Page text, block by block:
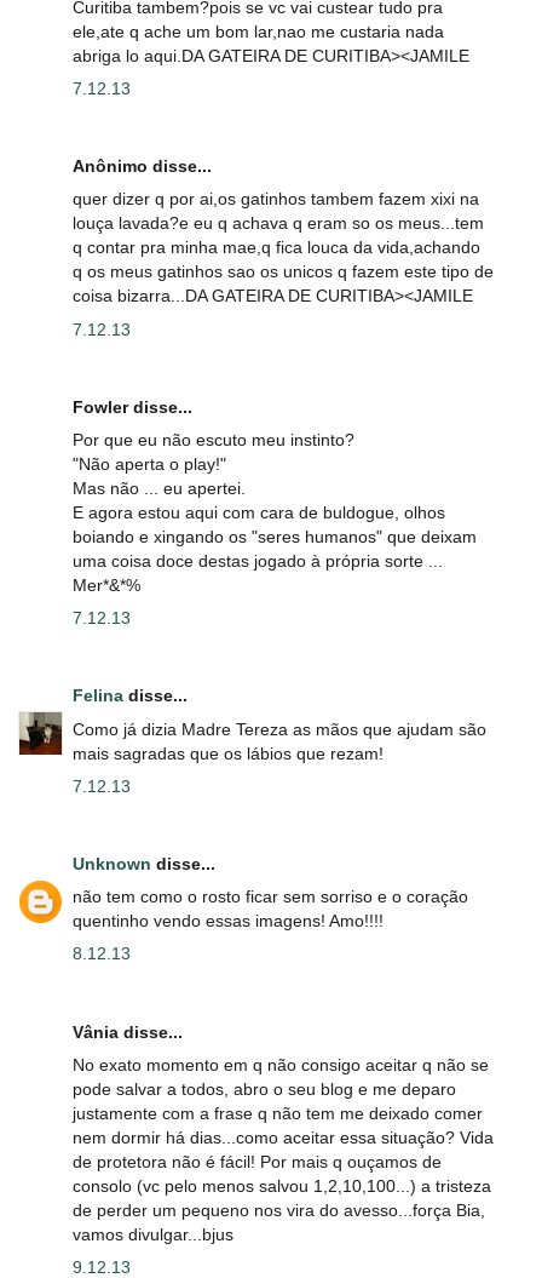
Curitiba tambem?pois se vc vai custear tudo pra
ele,ate q ache um bom lar,nao me custaria nada
abriga lo aqui.DA GATEIRA DE CURITIBA><JAMILE
7.12.13
Anônimo disse...
quer dizer q por ai,os gatinhos tambem fazem xixi na
louça lavada?e eu q achava q eram so os meus...tem
q contar pra minha mae,q fica louca da vida,achando
q os meus gatinhos sao os unicos q fazem este tipo de
coisa bizarra...DA GATEIRA DE CURITIBA><JAMILE
7.12.13
Fowler disse...
Por que eu não escuto meu instinto?
"Não aperta o play!"
Mas não ... eu apertei.
E agora estou aqui com cara de buldogue, olhos
boiando e xingando os "seres humanos" que deixam
uma coisa doce destas jogado à própria sorte ...
Mer*&*%
7.12.13
Felina disse...
Como já dizia Madre Tereza as mãos que ajudam são
mais sagradas que os lábios que rezam!
7.12.13
Unknown disse...
não tem como o rosto ficar sem sorriso e o coração
quentinho vendo essas imagens! Amo!!!!
8.12.13
Vânia disse...
No exato momento em q não consigo aceitar q não se
pode salvar a todos, abro o seu blog e me deparo
justamente com a frase q não tem me deixado comer
nem dormir há dias...como aceitar essa situação? Vida
de protetora não é fácil! Por mais q ouçamos de
consolo (vc pelo menos salvou 1,2,10,100...) a tristeza
de perder um pequeno nos vira do avesso...força Bia,
vamos divulgar...bjus
9.12.13